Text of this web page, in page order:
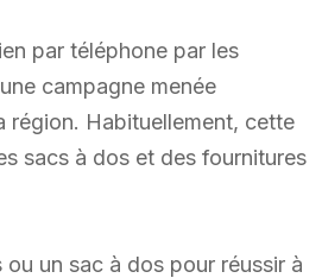
par téléphone par les
campagne menée
région. Habituellement, cette
sacs à dos et des fournitures
un sac à dos pour réussir à